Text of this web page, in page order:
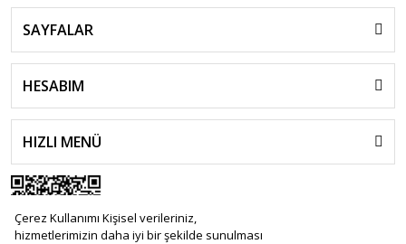
Çerez Kullanımı Kişisel verileriniz,
hizmetlerimizin daha iyi bir şekilde sunulması
SAYFALAR
HESABIM
HIZLI MENÜ